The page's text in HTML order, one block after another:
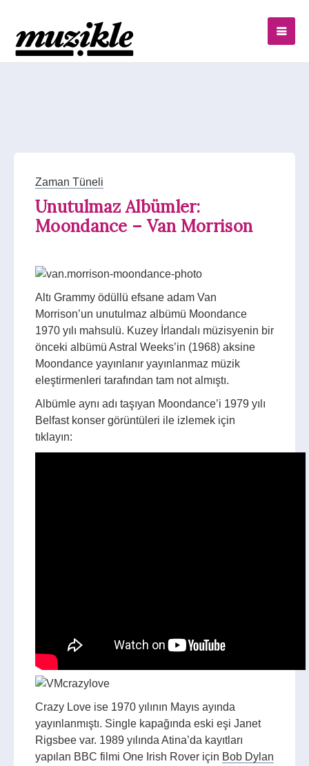
Zaman Tüneli
Unutulmaz Albümler:
Moondance – Van Morrison
Altı Grammy ödüllü efsane adam Van
Morrison’un unutulmaz albümü Moondance
1970 yılı mahsulü. Kuzey İrlandalı müzisyenin bir
önceki albümü Astral Weeks’in (1968) aksine
Moondance yayınlanır yayınlanmaz müzik
eleştirmenleri tarafından tam not almıştı.
Albümle aynı adı taşıyan Moondance’i 1979 yılı
Belfast konser görüntüleri ile izlemek için
tıklayın:
Crazy Love ise 1970 yılının Mayıs ayında
yayınlanmıştı. Single kapağında eski eşi Janet
Rigsbee var. 1989 yılında Atina’da kayıtları
yapılan BBC filmi One Irish Rover için Bob Dylan